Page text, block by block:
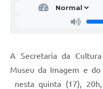
A Secretaria da
Museu da Imagem e
nesta quinta (17),